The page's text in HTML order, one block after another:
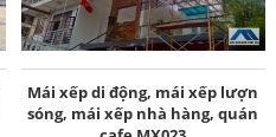
Mái xếp di động, mái xếp lượn
sóng, mái xếp nhà hàng, quán